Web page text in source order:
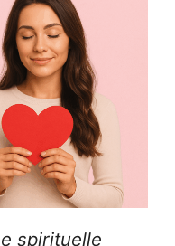
spirituelle